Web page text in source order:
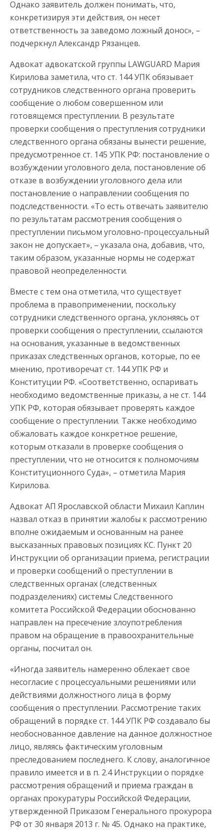
Однако заявитель должен понимать, что,
конкретизируя эти действия, он несет
ответственность за заведомо ложный донос», –
подчеркнул Александр Рязанцев.
Адвокат адвокатской группы LAWGUARD Мария
Кирилова заметила, что ст. 144 УПК обязывает
сотрудников следственного органа проверить
сообщение о любом совершенном или
готовящемся преступлении. В результате
проверки сообщения о преступления сотрудники
следственного органа обязаны вынести решение,
предусмотренное ст. 145 УПК РФ: постановление о
возбуждении уголовного дела, постановление об
отказе в возбуждении уголовного дела или
постановление о направлении сообщения по
подследственности. «То есть отвечать заявителю
по результатам рассмотрения сообщения о
преступлении письмом уголовно-процессуальный
закон не допускает», – указала она, добавив, что,
таким образом, указанные нормы не содержат
правовой неопределенности.
Вместе с тем она отметила, что существует
проблема в правоприменении, поскольку
сотрудники следственного органа, уклоняясь от
проверки сообщения о преступлении, ссылаются
на основания, указанные в ведомственных
приказах следственных органов, которые, по ее
мнению, противоречат ст. 144 УПК РФ и
Конституции РФ. «Соответственно, оспаривать
необходимо ведомственные приказы, а не ст. 144
УПК РФ, которая обязывает проверять каждое
сообщение о преступлении. Также необходимо
обжаловать каждое конкретное решение,
которым отказали в проверке сообщения о
преступлении, что не относится к полномочиям
Конституционного Суда», – отметила Мария
Кирилова.
Адвокат АП Ярославской области Михаил Каплин
назвал отказ в принятии жалобы к рассмотрению
вполне ожидаемым и основанным на ранее
высказанных правовых позициях КС. Пункт 20
Инструкции об организации приема, регистрации
и проверки сообщений о преступлении в
следственных органах (следственных
подразделениях) системы Следственного
комитета Российской Федерации обоснованно
направлен на пресечение злоупотребления
правом на обращение в правоохранительные
органы, посчитал он.
«Иногда заявитель намеренно облекает свое
несогласие с процессуальными решениями или
действиями должностного лица в форму
сообщения о преступлении. Рассмотрение таких
обращений в порядке ст. 144 УПК РФ создавало бы
необоснованное давление на данное должностное
лицо, являясь фактическим уголовным
преследованием последнего. К слову, аналогичное
правило имеется и в п. 2.4 Инструкции о порядке
рассмотрения обращений и приема граждан в
органах прокуратуры Российской Федерации,
утвержденной Приказом Генерального прокурора
РФ от 30 января 2013 г. № 45. Однако на практике,